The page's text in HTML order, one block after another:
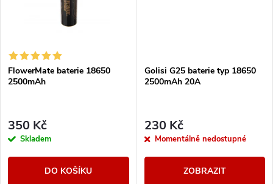
FlowerMate baterie 18650
2500mAh
350 Kč
Skladem
DO KOŠÍKU
Golisi G25 baterie typ 18650
2500mAh 20A
230 Kč
Momentálně nedostupné
ZOBRAZIT